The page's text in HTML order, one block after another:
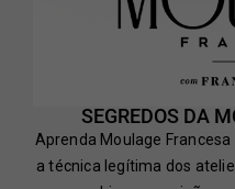
SEGREDOS DA
Aprenda Moulage
a técnica legítima dos